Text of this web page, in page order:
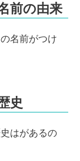
前の由来
名前がつけ
史
はがあるの